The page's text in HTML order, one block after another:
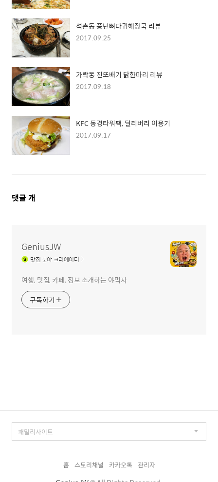
석촌동 풍년뼈다귀해장국 리뷰
2017.09.25
가락동 진또배기 닭한마리 리뷰
2017.09.18
KFC 동경타워팩, 딜리버리 이용기
2017.09.17
댓
댓글 개
GeniusJW
맛집분야 크리에이터
여행, 맛집, 카페, 정보 소개하는 야먹자
구독하기
홈 스토리채널 카카오톡 관리자